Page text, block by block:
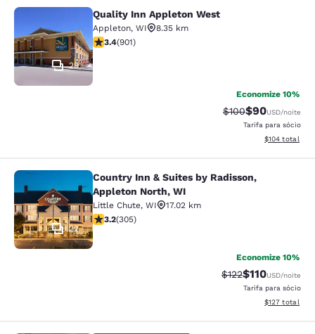
Quality Inn Appleton West
29
Quality Inn Appleton West
Appleton, WI
8.35 km
classificação 3.41 estrelas. Bom. 901 avaliações
3.4(901)
Economize 10%
Tarifa anterior
$100Tarifa com
$90USD/noite
Tarifa para sócio
Exibir
$104 total
Country Inn & Suites by Radisson,
22
Country Inn & Suites by Radisson,
Appleton North, WI
Little Chute, WI
17.02 km
classificação 3.24 estrelas. Bom. 305 avaliações
3.2(305)
Economize 10%
Tarifa anterior
$122Tarifa com
$110USD/noite
Tarifa para sócio
Exibir
$127 total